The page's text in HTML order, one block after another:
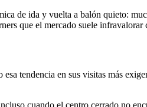
de ida y vuelta a balón quieto:
que el mercado suele infravalorar
esa tendencia en sus visitas más